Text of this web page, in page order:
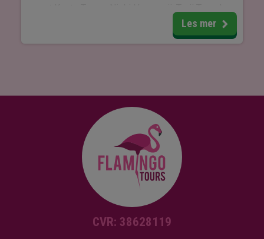
Fushimi Inari Taisha og Kyotos historiske
råvarer. Restauranten tilbyr blant annet frokost
samt avslappede måltider i moderne omgivelser
med japanske designdetaljer. I baren kan du nyte
kaffe, drinker, vin og lokale japanske spesialiteter.
Romene på Mercure Kyoto Station er moderne og
komfortabelt innredet med inspirasjon fra japansk
design, alle rommene har aircondition, wifi og tv.
Les mer
CVR: 38628119